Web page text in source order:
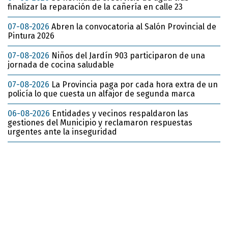
finalizar la reparación de la cañería en calle 23
07-08-2026 Abren la convocatoria al Salón Provincial de
Pintura 2026
07-08-2026 Niños del Jardín 903 participaron de una
jornada de cocina saludable
07-08-2026 La Provincia paga por cada hora extra de un
policía lo que cuesta un alfajor de segunda marca
06-08-2026 Entidades y vecinos respaldaron las
gestiones del Municipio y reclamaron respuestas
urgentes ante la inseguridad